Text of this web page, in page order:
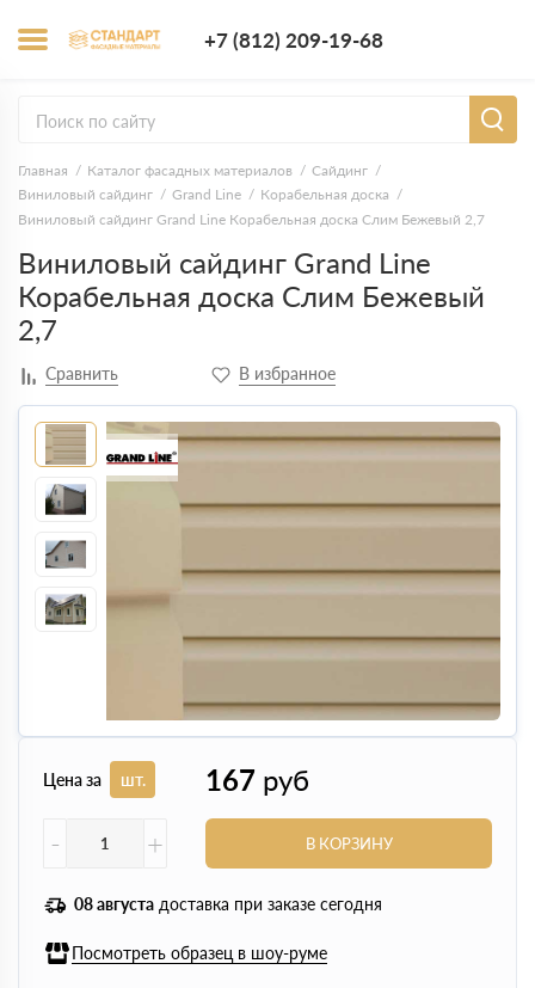
+7 (812) 209-19-68
Главная Каталог фасадных материалов
Сайдинг
Виниловый сайдинг
Grand Line
Корабельная доска
Виниловый сайдинг Grand Line Корабельная доска Слим Бежевый 2,7
Виниловый сайдинг Grand Line
Корабельная доска Слим Бежевый
2,7
Цена за шт. 167 руб
-
+ В КОРЗИНУ
08 августа доставка при заказе сегодня
Посмотреть образец в шоу-руме